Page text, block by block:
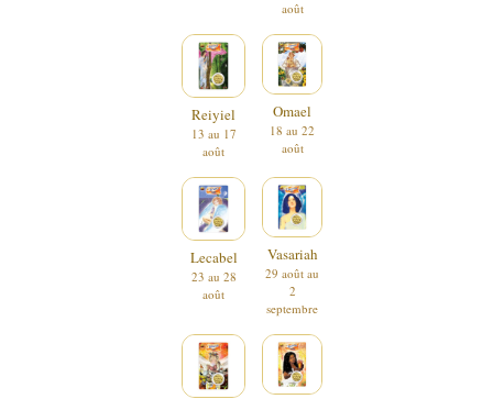
août
Reiyiel
13 au 17
août
Omael
18 au 22
août
Lecabel
23 au 28
août
Vasariah
29 août au
2
septembre